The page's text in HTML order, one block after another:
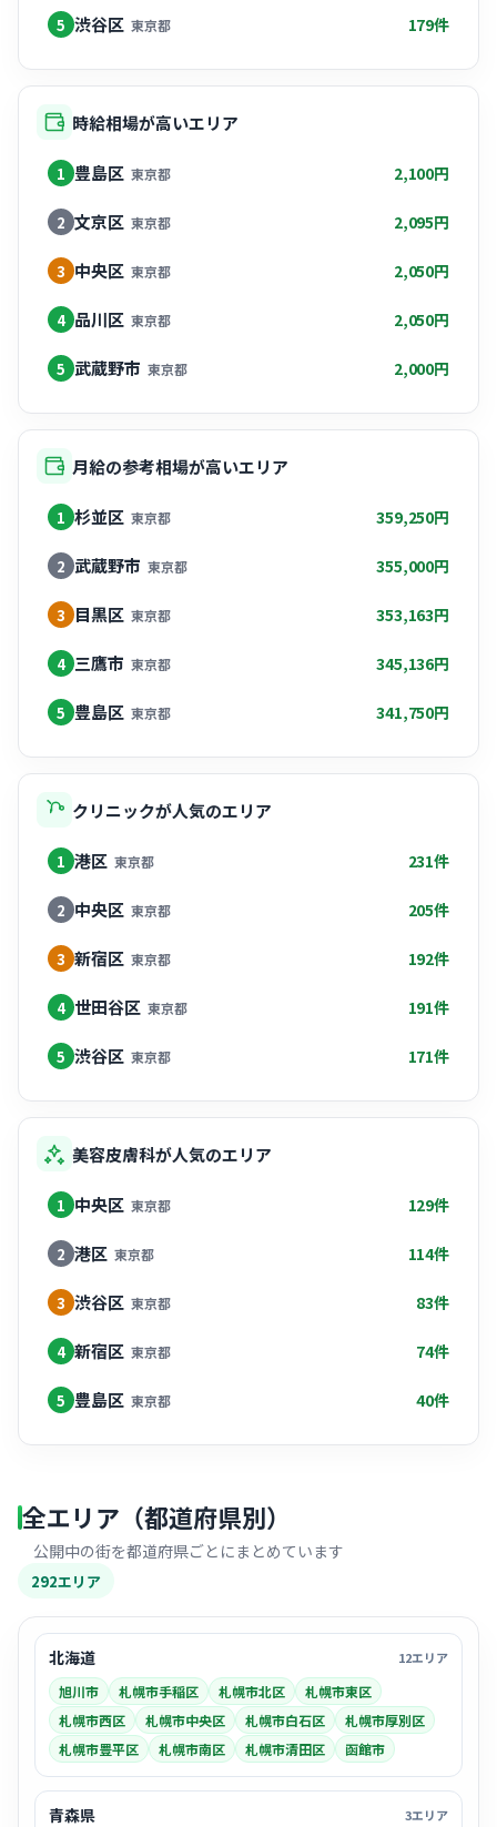
5 渋谷区 東京都 179件
時給相場が高いエリア
1 豊島区 東京都 2,100円
2 文京区 東京都 2,095円
3 中央区 東京都 2,050円
4 品川区 東京都 2,050円
5 武蔵野市 東京都 2,000円
月給の参考相場が高いエリア
1 杉並区 東京都 359,250円
2 武蔵野市 東京都 355,000円
3 目黒区 東京都 353,163円
4 三鷹市 東京都 345,136円
5 豊島区 東京都 341,750円
クリニックが人気のエリア
1 港区 東京都 231件
2 中央区 東京都 205件
3 新宿区 東京都 192件
4 世田谷区 東京都 191件
5 渋谷区 東京都 171件
美容皮膚科が人気のエリア
1 中央区 東京都 129件
2 港区 東京都 114件
3 渋谷区 東京都 83件
4 新宿区 東京都 74件
5 豊島区 東京都 40件
全エリア（都道府県別）
公開中の街を都道府県ごとにまとめています
292エリア
北海道 12エリア
旭川市 札幌市手稲区 札幌市北区
札幌市東区
札幌市西区
札幌市中央区 札幌市白石区
札幌市厚別区
札幌市豊平区
札幌市南区 札幌市清田区 函館市
青森県 3エリア